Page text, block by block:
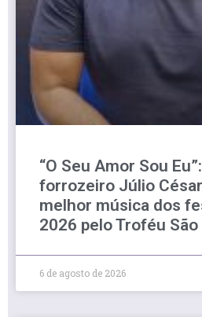
“O Seu Amor Sou
forrozeiro Júlio
melhor música dos
2026 pelo Troféu
6 de agosto de 2026